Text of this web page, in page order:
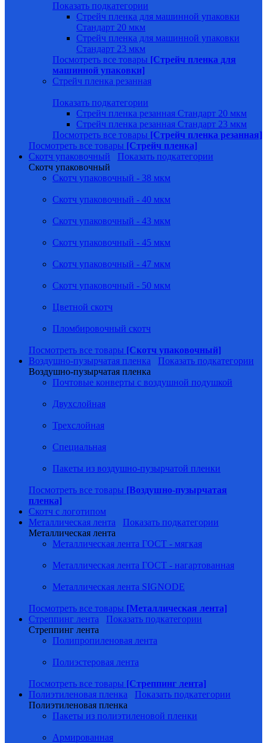
Показать подкатегории
Стрейч пленка для машинной упаковки
Стандарт 20 мкм
Стрейч пленка для машинной упаковки
Стандарт 23 мкм
Посмотреть все товары [Стрейч пленка для
машинной упаковки]
Стрейч пленка резанная
Показать подкатегории
Стрейч пленка резанная Стандарт 20 мкм
Стрейч пленка резанная Стандарт 23 мкм
Посмотреть все товары [Стрейч пленка резанная]
Посмотреть все товары [Стрейч пленка]
Скотч упаковочный
Показать подкатегории
Скотч упаковочный
Скотч упаковочный - 38 мкм
Скотч упаковочный - 40 мкм
Скотч упаковочный - 43 мкм
Скотч упаковочный - 45 мкм
Скотч упаковочный - 47 мкм
Скотч упаковочный - 50 мкм
Цветной скотч
Пломбировочный скотч
Посмотреть все товары [Скотч упаковочный]
Воздушно-пузырчатая пленка
Показать подкатегории
Воздушно-пузырчатая пленка
Почтовые конверты с воздушной подушкой
Двухслойная
Трехслойная
Специальная
Пакеты из воздушно-пузырчатой пленки
Посмотреть все товары [Воздушно-пузырчатая
пленка]
Скотч с логотипом
Металлическая лента
Показать подкатегории
Металлическая лента
Металлическая лента ГОСТ - мягкая
Металлическая лента ГОСТ - нагартованная
Металлическая лента SIGNODE
Посмотреть все товары [Металлическая лента]
Стреппинг лента
Показать подкатегории
Стреппинг лента
Полипропиленовая лента
Полиэстеровая лента
Посмотреть все товары [Стреппинг лента]
Полиэтиленовая пленка
Показать подкатегории
Полиэтиленовая пленка
Пакеты из полиэтиленовой пленки
Армированная